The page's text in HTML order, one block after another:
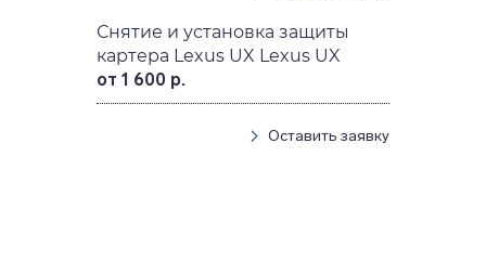
Снятие и установка защиты
картера Lexus UX Lexus UX
от 1 600 р.
Оставить заявку